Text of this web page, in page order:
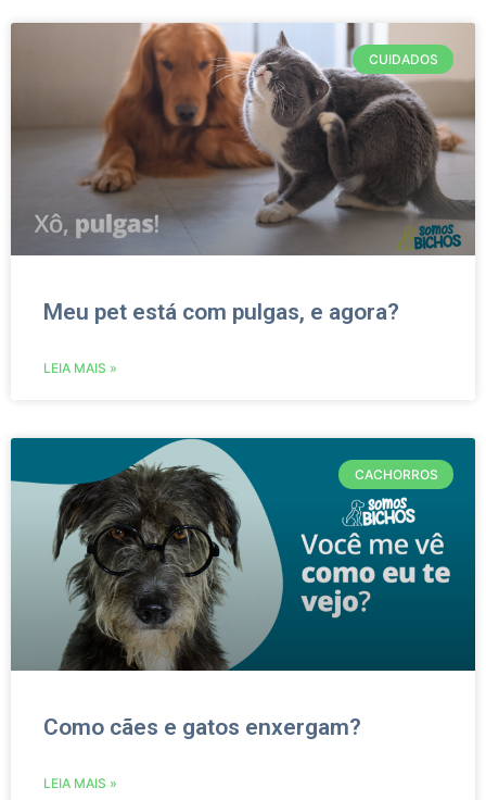
CUIDADOS
Meu pet está com pulgas, e agora?
LEIA MAIS »
CACHORROS
Como cães e gatos enxergam?
LEIA MAIS »